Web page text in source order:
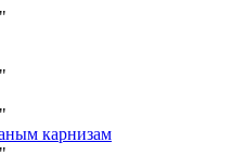
карнизам